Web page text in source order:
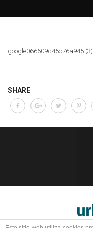
google066609d45c76a945 (3)
SHARE